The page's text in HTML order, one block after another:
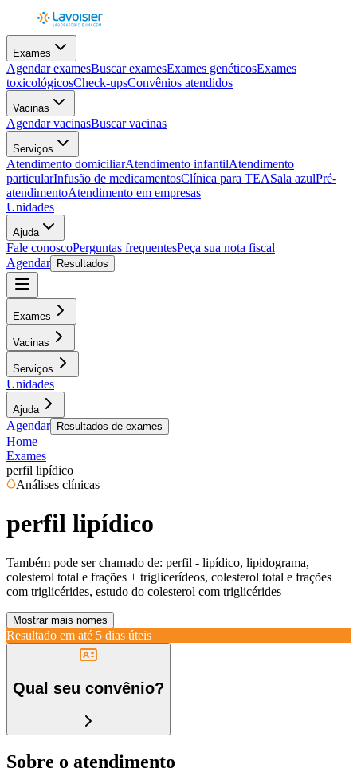
Exames
Agendar examesBuscar examesExames genéticosExames
toxicológicosCheck-upsConvênios atendidos
Vacinas
Agendar vacinasBuscar vacinas
Serviços
Atendimento domiciliarAtendimento infantilAtendimento
particularInfusão de medicamentosClínica para TEASala azulPré-
atendimentoAtendimento em empresas
Unidades
Ajuda
Fale conoscoPerguntas frequentesPeça sua nota fiscal
Agendar
Resultados
Exames
Vacinas
Serviços
Unidades
Ajuda
Agendar Resultados de exames
Home
Exames
perfil lipídico
Análises clínicas
perfil lipídico
Também pode ser chamado de: perfil - lipídico, lipidograma,
colesterol total e frações + triglicerídeos, colesterol total e frações
com triglicérides, estudo do colesterol com triglicérides
Mostrar mais nomes
Resultado em até 5 dias úteis
Qual seu convênio?
Sobre o atendimento